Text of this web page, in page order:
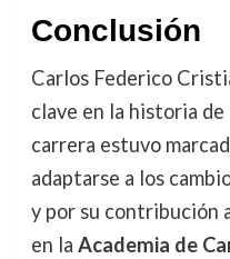
Conclusión
Carlos Federico
clave en la historia de
carrera estuvo
adaptarse a los
y por su contribución
en la Academia de